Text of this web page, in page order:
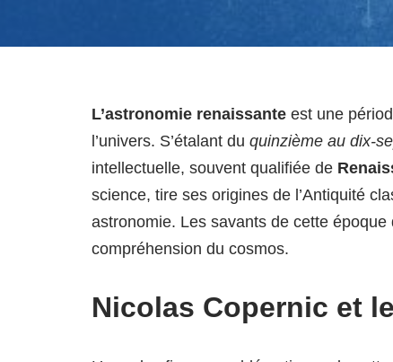
L’astronomie renaissante est une
l’univers. S’étalant du quinzième au dix-
intellectuelle, souvent qualifiée de
science, tire ses origines de l’Antiquité
astronomie. Les savants de cette
compréhension du cosmos.
Nicolas Copernic et le